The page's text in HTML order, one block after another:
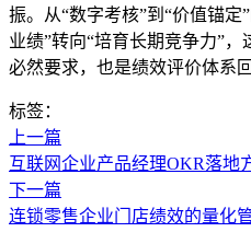
振。从“数字考核”到“价值锚定
业绩”转向“培育长期竞争力”
必然要求，也是绩效评价体系
标签：
上一篇
互联网企业产品经理OKR落地
下一篇
连锁零售企业门店绩效的量化